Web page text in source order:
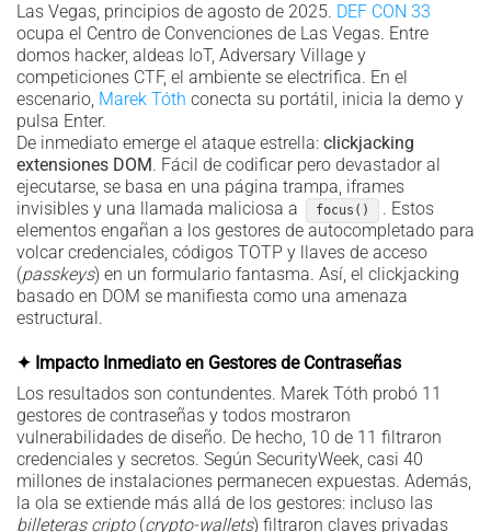
Las Vegas, principios de agosto de 2025. DEF CON 33
ocupa el Centro de Convenciones de Las Vegas. Entre
domos hacker, aldeas IoT, Adversary Village y
competiciones CTF, el ambiente se electrifica. En el
escenario, Marek Tóth conecta su portátil, inicia la demo y
pulsa Enter.
De inmediato emerge el ataque estrella: clickjacking
extensiones DOM. Fácil de codificar pero devastador al
ejecutarse, se basa en una página trampa, iframes
invisibles y una llamada maliciosa a
focus()
. Estos
elementos engañan a los gestores de autocompletado para
volcar credenciales, códigos TOTP y llaves de acceso
(passkeys) en un formulario fantasma. Así, el clickjacking
basado en DOM se manifiesta como una amenaza
estructural.
✦ Impacto Inmediato en Gestores de Contraseñas
Los resultados son contundentes. Marek Tóth probó 11
gestores de contraseñas y todos mostraron
vulnerabilidades de diseño. De hecho, 10 de 11 filtraron
credenciales y secretos. Según SecurityWeek, casi 40
millones de instalaciones permanecen expuestas. Además,
la ola se extiende más allá de los gestores: incluso las
billeteras cripto(crypto-wallets) filtraron claves privadas